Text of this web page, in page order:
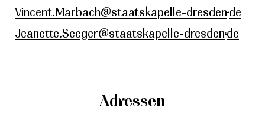
Vincent.Marbach@staatskapelle-dresden.de
Jeanette.Seeger@staatskapelle-dresden.de
Adressen